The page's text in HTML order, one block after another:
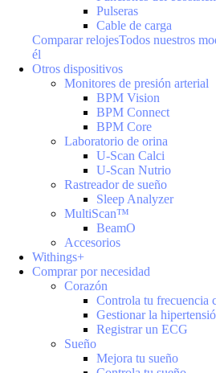
Pulseras
Cable de carga
Comparar relojesTodos nuestros
él
Otros dispositivos
Monitores de presión arterial
BPM Vision
BPM Connect
BPM Core
Laboratorio de orina
U-Scan Calci
U-Scan Nutrio
Rastreador de sueño
Sleep Analyzer
MultiScan™
BeamO
Accesorios
Withings+
Comprar por necesidad
Corazón
Controla tu frecuencia
Gestionar la
Registrar un ECG
Sueño
Mejora tu sueño